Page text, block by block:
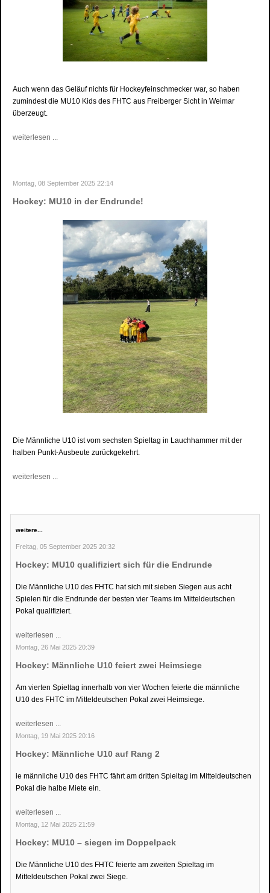
Auch wenn das Geläuf nichts für Hockeyfeinschmecker war, so haben
zumindest die MU10 Kids des FHTC aus Freiberger Sicht in Weimar
überzeugt.
weiterlesen ...
Montag, 08 September 2025 22:14
Hockey: MU10 in der Endrunde!
Die Männliche U10 ist vom sechsten Spieltag in Lauchhammer mit der
halben Punkt-Ausbeute zurückgekehrt.
weiterlesen ...
weitere...
Freitag, 05 September 2025 20:32
Hockey: MU10 qualifiziert sich für die Endrunde
Die Männliche U10 des FHTC hat sich mit sieben Siegen aus acht
Spielen für die Endrunde der besten vier Teams im Mitteldeutschen
Pokal qualifiziert.
weiterlesen ...
Montag, 26 Mai 2025 20:39
Hockey: Männliche U10 feiert zwei Heimsiege
Am vierten Spieltag innerhalb von vier Wochen feierte die männliche
U10 des FHTC im Mitteldeutschen Pokal zwei Heimsiege.
weiterlesen ...
Montag, 19 Mai 2025 20:16
Hockey: Männliche U10 auf Rang 2
ie männliche U10 des FHTC fährt am dritten Spieltag im Mitteldeutschen
Pokal die halbe Miete ein.
weiterlesen ...
Montag, 12 Mai 2025 21:59
Hockey: MU10 – siegen im Doppelpack
Die Männliche U10 des FHTC feierte am zweiten Spieltag im
Mitteldeutschen Pokal zwei Siege.